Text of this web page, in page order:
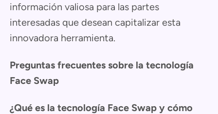
información valiosa para las partes
interesadas que desean capitalizar esta
innovadora herramienta.
Preguntas frecuentes sobre la tecnología
Face Swap
¿Qué es la tecnología Face Swap y cómo